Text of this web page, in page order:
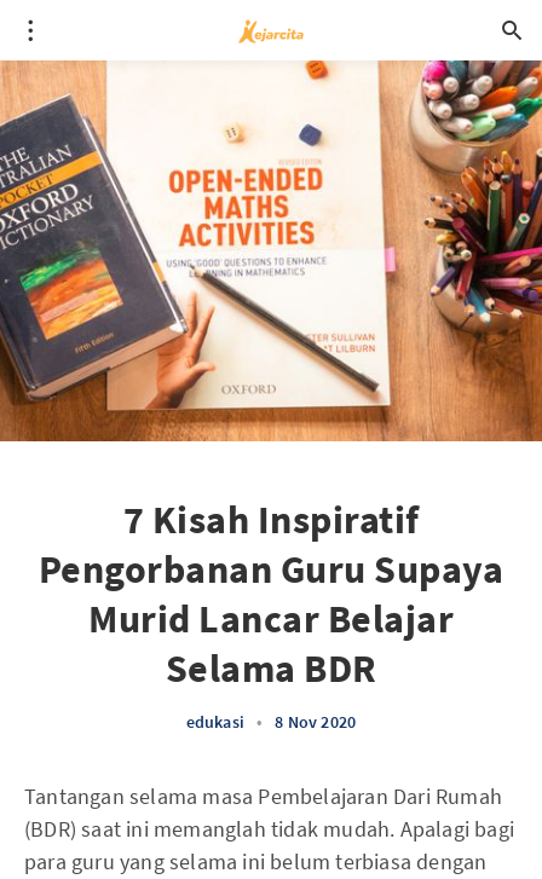
7 Kisah Inspiratif
Pengorbanan Guru Supaya
Murid Lancar Belajar
Selama BDR
edukasi • 8 Nov 2020
Tantangan selama masa Pembelajaran Dari Rumah
(BDR) saat ini memanglah tidak mudah. Apalagi bagi
para guru yang selama ini belum terbiasa dengan